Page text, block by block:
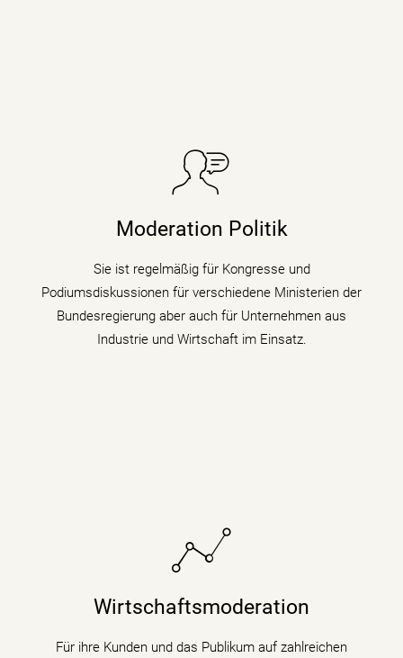
Moderation Politik
Sie ist regelmäßig für Kongresse und
Podiumsdiskussionen für verschiedene Ministerien der
Bundesregierung aber auch für Unternehmen aus
Industrie und Wirtschaft im Einsatz.
Sie taucht in Podiumsdiskussionen, Symposien und
Moderatorin die digitale Transformation indem sie den
mehr erfahren
Wirtschaftsmoderation
Für ihre Kunden und das Publikum auf zahlreichen
Sie bringt fundiertes Hintergrundwissen (Digitalisierung
politische Zusammenhänge auf Podiumsdiskussionen